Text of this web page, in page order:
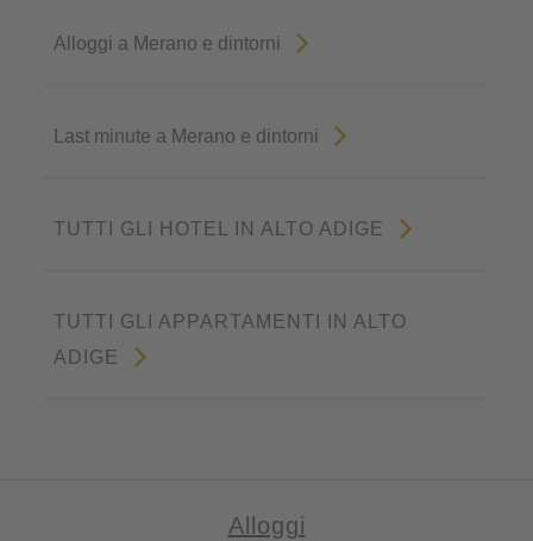
Alloggi a Merano e dintorni
Last minute a Merano e dintorni
TUTTI GLI HOTEL IN ALTO ADIGE
TUTTI GLI APPARTAMENTI IN ALTO
ADIGE
Alloggi